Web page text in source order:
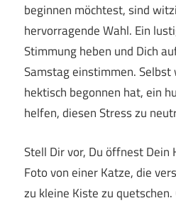
beginnen möchtest, sind
hervorragende Wahl. Ein
Stimmung heben und Dich
Samstag einstimmen.
hektisch begonnen hat, ein
helfen, diesen Stress zu
Stell Dir vor, Du öffnest Dein
Foto von einer Katze, die
zu kleine Kiste zu